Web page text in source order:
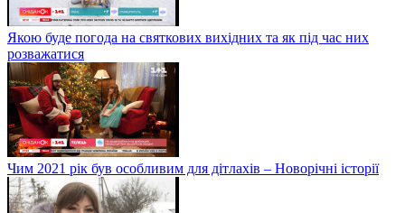
Якою буде погода на святкових вихідних та як під час них
розважатися
Чим 2021 рік був особливим для дітлахів – Новорічні історії